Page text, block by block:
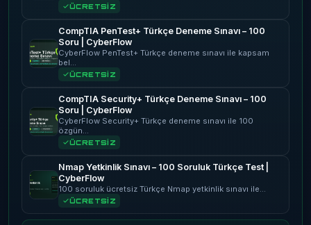
ÜCRETSİZ
CompTIA PenTest+ Türkçe Deneme Sınavı – 100
Soru | CyberFlow
CyberFlow PenTest+ Türkçe deneme sınavı ile kapsam
bel…
ÜCRETSİZ
CompTIA Security+ Türkçe Deneme Sınavı – 100
Soru | CyberFlow
CyberFlow Security+ Türkçe deneme sınavı ile 100
özgün…
ÜCRETSİZ
Nmap Yetkinlik Sınavı – 100 Soruluk Türkçe Test |
CyberFlow
100 soruluk ücretsiz Türkçe Nmap yetkinlik sınavı ile…
ÜCRETSİZ